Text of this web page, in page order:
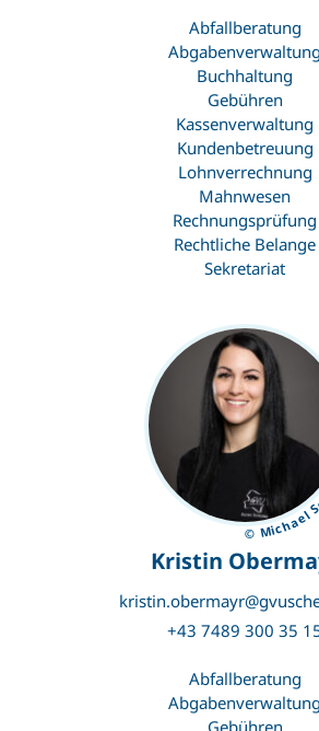
Abfallberatung
Abgabenverwaltung
Buchhaltung
Gebühren
Kassenverwaltung
Kundenbetreuung
Lohnverrechnung
Mahnwesen
Rechnungsprüfung
Rechtliche Belange
Sekretariat
© Michael
Kristin
+43 7489 300 35
Abfallberatung
Abgabenverwaltung